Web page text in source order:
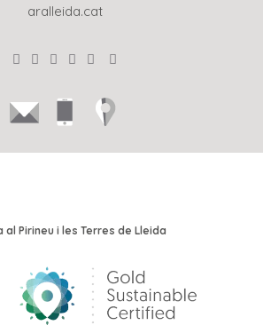
aralleida.cat
Pirineu i les Terres de Lleida